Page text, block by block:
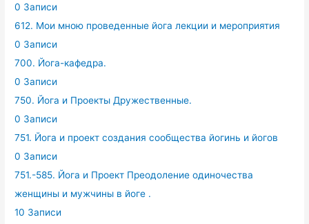
0 Записи
612. Мои мною проведенные йога лекции и мероприятия
0 Записи
700. Йога-кафедра.
0 Записи
750. Йога и Проекты Дружественные.
0 Записи
751. Йога и проект создания сообщества йогинь и йогов
0 Записи
751.-585. Йога и Проект Преодоление одиночества
женщины и мужчины в йоге .
10 Записи